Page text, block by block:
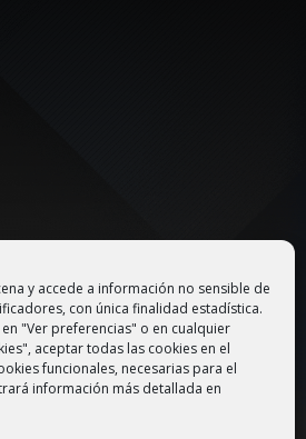
y accede a información no sensible de
con única finalidad estadística.
"Ver preferencias" o en cualquier
aceptar todas las cookies en el
funcionales, necesarias para el
información más detallada en